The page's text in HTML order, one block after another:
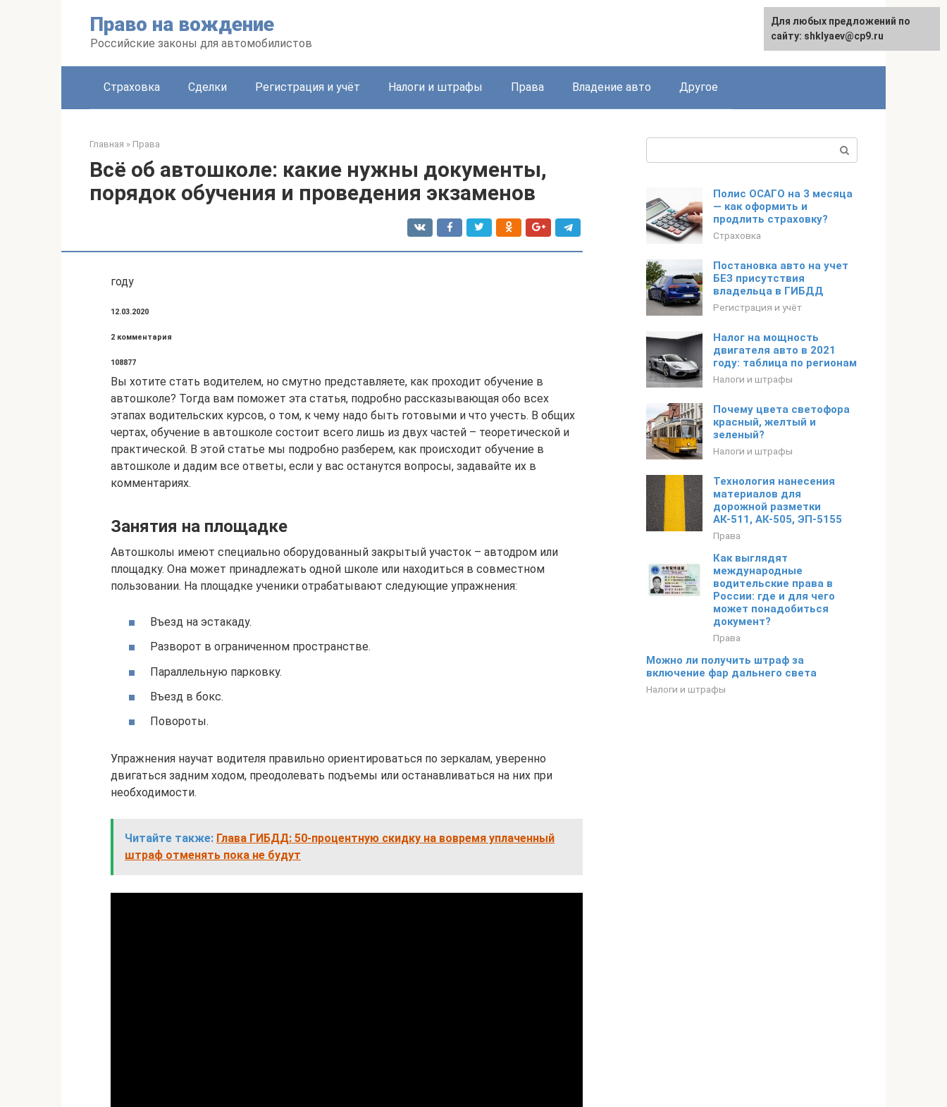
Право на вождение
Российские законы для автомобилистов
Страховка Сделки Регистрация и учёт Налоги и штрафы Права Владение авто Другое
Главная » Права
Всё об автошколе: какие нужны документы,
порядок обучения и проведения экзаменов
году
12.03.2020
2 комментария
108877
Вы хотите стать водителем, но смутно представляете, как проходит обучение в
автошколе? Тогда вам поможет эта статья, подробно рассказывающая обо всех
этапах водительских курсов, о том, к чему надо быть готовыми и что учесть. В общих
чертах, обучение в автошколе состоит всего лишь из двух частей – теоретической и
практической. В этой статье мы подробно разберем, как происходит обучение в
автошколе и дадим все ответы, если у вас останутся вопросы, задавайте их в
комментариях.
Занятия на площадке
Автошколы имеют специально оборудованный закрытый участок – автодром или
площадку. Она может принадлежать одной школе или находиться в совместном
пользовании. На площадке ученики отрабатывают следующие упражнения:
Въезд на эстакаду.
Разворот в ограниченном пространстве.
Параллельную парковку.
Въезд в бокс.
Повороты.
Упражнения научат водителя правильно ориентироваться по зеркалам, уверенно
двигаться задним ходом, преодолевать подъемы или останавливаться на них при
необходимости.
Читайте также: Глава ГИБДД: 50-процентную скидку на вовремя уплаченный
штраф отменять пока не будут
Полис ОСАГО на 3 месяца
— как оформить и
продлить страховку?
Страховка
Постановка авто на учет
БЕЗ присутствия
владельца в ГИБДД
Регистрация и учёт
Налог на мощность
двигателя авто в 2021
году: таблица по регионам
Налоги и штрафы
Почему цвета светофора
красный, желтый и
зеленый?
Налоги и штрафы
Технология нанесения
материалов для
дорожной разметки
АК-511, АК-505, ЭП-5155
Права
Как выглядят
международные
водительские права в
России: где и для чего
может понадобиться
документ?
Права
Можно ли получить штраф за
включение фар дальнего света
Налоги и штрафы
Для любых предложений по
сайту: shklyaev@cp9.ru